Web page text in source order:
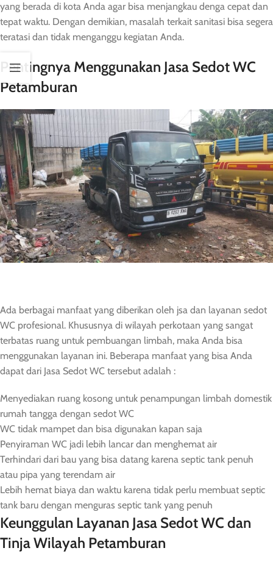
yang berada di kota Anda agar bisa menjangkau denga cepat dan
tepat waktu. Dengan demikian, masalah terkait sanitasi bisa segera
teratasi dan tidak menganggu kegiatan Anda.
Pentingnya Menggunakan Jasa Sedot WC
Petamburan
Ada berbagai manfaat yang diberikan oleh jsa dan layanan sedot
WC profesional. Khususnya di wilayah perkotaan yang sangat
terbatas ruang untuk pembuangan limbah, maka Anda bisa
menggunakan layanan ini. Beberapa manfaat yang bisa Anda
dapat dari Jasa Sedot WC tersebut adalah :
Menyediakan ruang kosong untuk penampungan limbah domestik
rumah tangga dengan sedot WC
WC tidak mampet dan bisa digunakan kapan saja
Penyiraman WC jadi lebih lancar dan menghemat air
Terhindari dari bau yang bisa datang karena septic tank penuh
atau pipa yang terendam air
Lebih hemat biaya dan waktu karena tidak perlu membuat septic
tank baru dengan menguras septic tank yang penuh
Keunggulan Layanan Jasa Sedot WC dan
Tinja Wilayah Petamburan